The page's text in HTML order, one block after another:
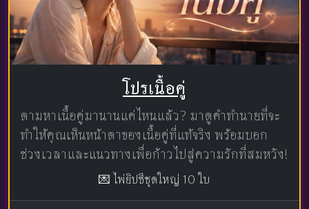
โปรเนื้อคู่
ตามหาเนื้อคู่มานานแค่ไหนแล้ว? มาดูคำทำนายที่จะ
ทำให้คุณเห็นหน้าตาของเนื้อคู่ที่แท้จริง พร้อมบอก
ช่วงเวลาและแนวทางเพื่อก้าวไปสู่ความรักที่สมหวัง!
💌 ไพ่ยิปซีชุดใหญ่ 10 ใบ